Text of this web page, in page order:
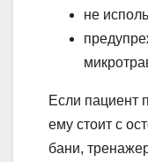
не
Если пациент
ему стоит с
бани,